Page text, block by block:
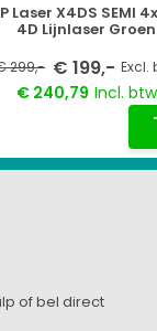
Laser X4DS SEMI
4D Lijnlaser Groen
299,- € 199,- Excl.
€ 240,79 Incl. btw
of bel direct